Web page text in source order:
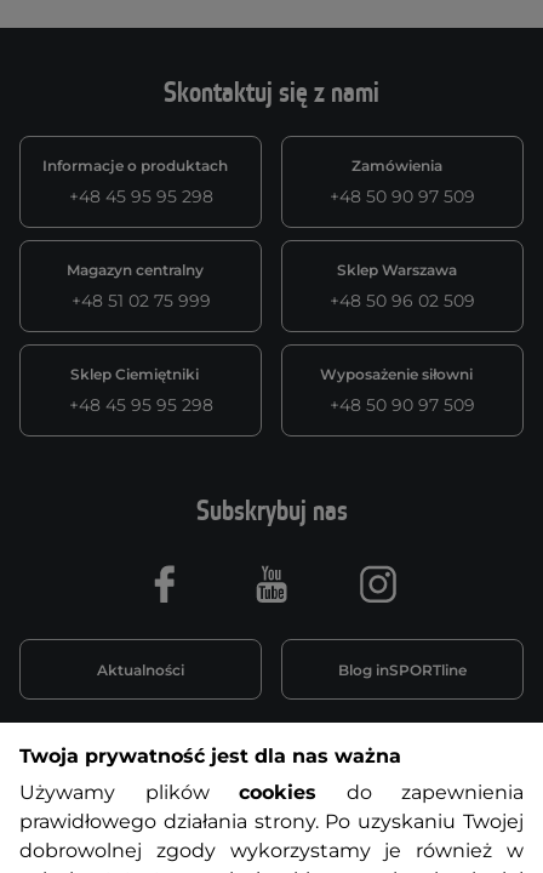
Skontaktuj się z nami
Informacje o produktach
+48 45 95 95 298
Zamówienia
+48 50 90 97 509
Magazyn centralny
+48 51 02 75 999
Sklep Warszawa
+48 50 96 02 509
Sklep Ciemiętniki
+48 45 95 95 298
Wyposażenie siłowni
+48 50 90 97 509
Informacje o zakupach
O nas Regulamin sklepu
Subskrybuj nas
Aktualności Blog inSPORTline
Facebook Youtube Instagram
Twoja prywatność jest dla nas ważna
Używamy plików cookies do zapewnienia
prawidłowego działania strony. Po uzyskaniu Twojej
dobrowolnej zgody wykorzystamy je również w